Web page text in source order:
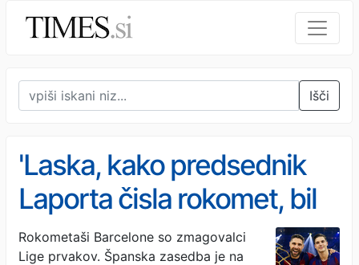
Išči
'Laska, kako predsednik
Laporta čisla rokomet, bil
je z nami ves čas'
Rokometaši Barcelone so zmagovalci
Lige prvakov. Španska zasedba je na